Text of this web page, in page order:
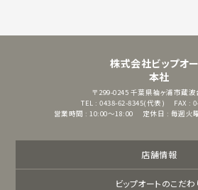
株式会社ビップオ
本社
〒299-0245 千葉県袖ヶ浦市蔵波
TEL : 0438-62-8345(代表)
FAX :
営業時間 : 10:00～18:00
定休日 : 毎週火
店舗情報
ビップオートのこだわ